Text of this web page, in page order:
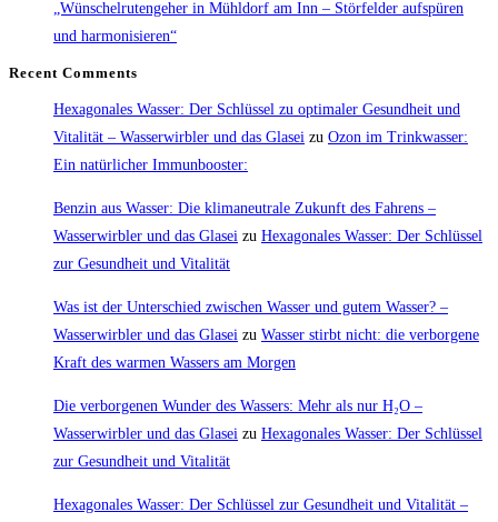
„Wünschelrutengeher in Mühldorf am Inn – Störfelder aufspüren
und harmonisieren“
Recent Comments
Hexagonales Wasser: Der Schlüssel zu optimaler Gesundheit und
Vitalität – Wasserwirbler und das Glasei zu Ozon im Trinkwasser:
Ein natürlicher Immunbooster:
Benzin aus Wasser: Die klimaneutrale Zukunft des Fahrens –
Wasserwirbler und das Glasei zu Hexagonales Wasser: Der Schlüssel
zur Gesundheit und Vitalität
Was ist der Unterschied zwischen Wasser und gutem Wasser? –
Wasserwirbler und das Glasei zu Wasser stirbt nicht: die verborgene
Kraft des warmen Wassers am Morgen
Die verborgenen Wunder des Wassers: Mehr als nur H₂O –
Wasserwirbler und das Glasei zu Hexagonales Wasser: Der Schlüssel
zur Gesundheit und Vitalität
Hexagonales Wasser: Der Schlüssel zur Gesundheit und Vitalität –